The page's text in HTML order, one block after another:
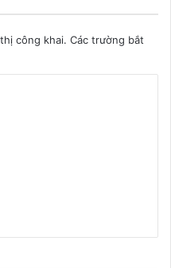
công khai. Các trường bắt